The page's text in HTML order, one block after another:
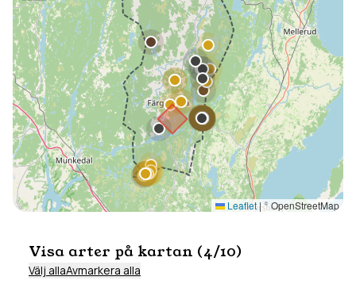
Leaflet|© OpenStreetMap
Visa arter på kartan (4/10)
Välj allaAvmarkera alla